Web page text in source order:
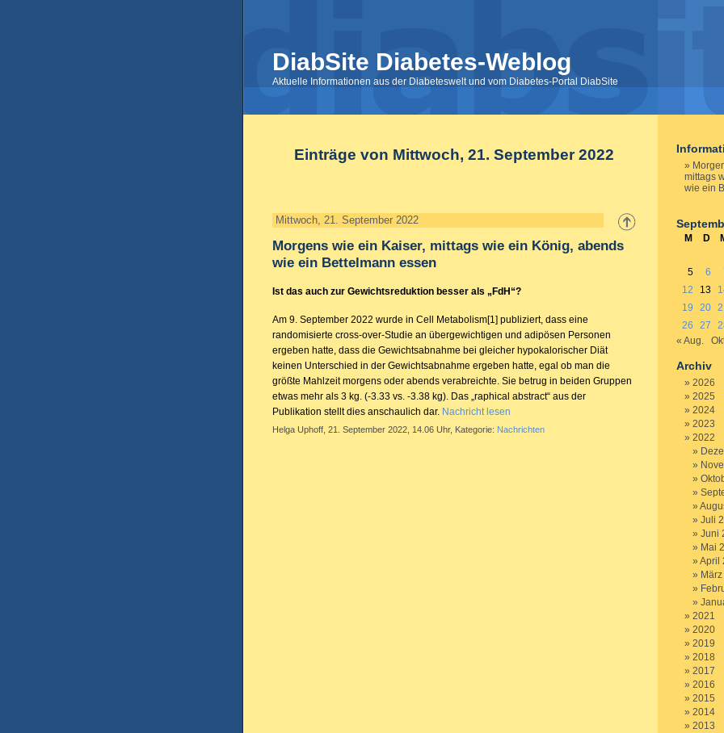
DiabSite Diabetes-Weblog
Aktuelle Informationen aus der Diabeteswelt und vom Diabetes-Portal DiabSite
Einträge von Mittwoch, 21. September 2022
Mittwoch, 21. September 2022
Morgens wie ein Kaiser, mittags wie ein König, abends
wie ein Bettelmann essen
Ist das auch zur Gewichtsreduktion besser als „FdH“?
Am 9. September 2022 wurde in Cell Metabolism[1] publiziert, dass eine
randomisierte cross-over-Studie an übergewichtigen und adipösen Personen
ergeben hatte, dass die Gewichtsabnahme bei gleicher hypokalorischer Diät
keinen Unterschied in der Gewichtsabnahme ergeben hatte, egal ob man die
größte Mahlzeit morgens oder abends verabreichte. Sie betrug in beiden Gruppen
etwas mehr als 3 kg. (-3.33 vs. -3.38 kg). Das „raphical abstract“ aus der
Publikation stellt dies anschaulich dar. Nachricht lesen
Helga Uphoff, 21. September 2022, 14.06 Uhr, Kategorie: Nachrichten
mittags
wie ein
M D
5
6
12
13
19
20
26
27
« Aug.
Archiv
2026
2025
2024
2023
2022
Juli
Juni
Mai
April
2021
2020
2019
2018
2017
2016
2015
2014
2013